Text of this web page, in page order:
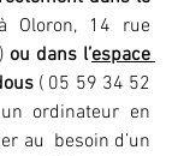
Oloron, 14 rue
ou dans l’espace
( 05 59 34 52
ordinateur en
au  besoin d’un